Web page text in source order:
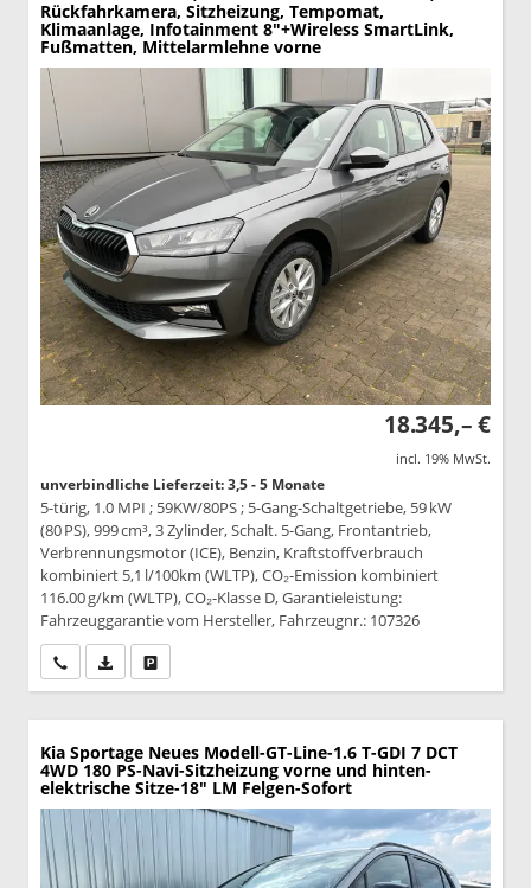
Rückfahrkamera, Sitzheizung, Tempomat,
Klimaanlage, Infotainment 8"+Wireless SmartLink,
Fußmatten, Mittelarmlehne vorne
18.345,– €
incl. 19% MwSt.
unverbindliche Lieferzeit: 3,5 - 5 Monate
5-türig, 1.0 MPI ; 59KW/80PS ; 5-Gang-Schaltgetriebe, 59 kW
(80 PS), 999 cm³, 3 Zylinder, Schalt. 5-Gang, Frontantrieb,
Verbrennungsmotor (ICE), Benzin, Kraftstoffverbrauch
kombiniert 5,1 l/100km (WLTP), CO₂-Emission kombiniert
116.00 g/km (WLTP), CO₂-Klasse D, Garantieleistung:
Fahrzeuggarantie vom Hersteller, Fahrzeugnr.: 107326
Wir rufen Sie anPDF-Datei, Fahrzeugexposé drucken
Kia Sportage Neues Modell-GT-Line-1.6 T-GDI 7 DCT
4WD 180 PS-Navi-Sitzheizung vorne und hinten-
elektrische Sitze-18" LM Felgen-Sofort